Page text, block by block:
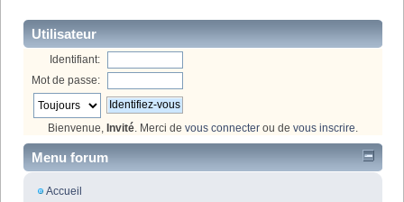
Utilisateur
Identifiant:
Mot de passe:
Bienvenue, Invité. Merci de vous connecter ou de vous inscrire.
Menu forum
Accueil